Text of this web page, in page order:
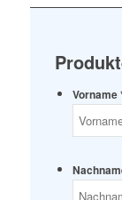
Vorname